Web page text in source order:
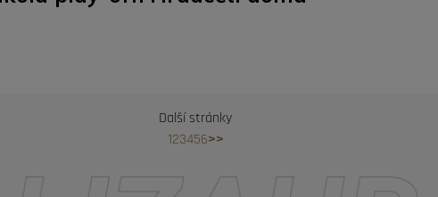
Další stránky
123456>>